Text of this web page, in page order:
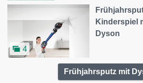
4
Kinderspiel
Dyson
Frühjahrsputz mit